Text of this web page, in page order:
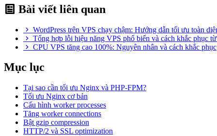
Bài viết liên quan
WordPress trên VPS chạy chậm: Hướng dẫn tối ưu toàn
Tổng hợp lỗi hiệu năng VPS phổ biến và cách khắc phục
CPU VPS tăng cao 100%: Nguyên nhân và cách khắc phục
Mục lục
Tại sao cần tối ưu Nginx và PHP-FPM?
Tối ưu Nginx cơ bản
Cấu hình worker processes
Tăng worker connections
Bật gzip compression
HTTP/2 và SSL optimization